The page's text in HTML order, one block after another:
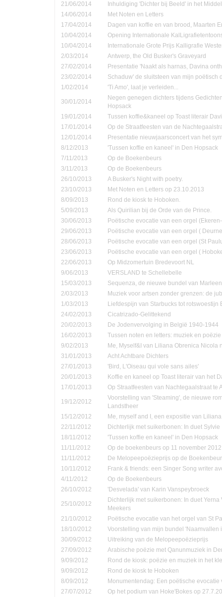
21/06/2014
Inhuldiging 'Dichter bij Beeld' in het
14/06/2014
Met Noten en Letters
17/04/2014
Dagen van koffie en van brood, Maarten
10/04/2014
Opening Internationale
10/04/2014
Internationale Grote Prijs Kalligrafie
2/03/2014
Antwerp, the Old Busker's Graveyard
27/02/2014
Presentatie 'Naakt als harnas, Davina
23/02/2014
Schaduw' de sluitsteen van mijn poëtisch
1/02/2014
'Ti Amo', laat je verleiden...
30/01/2014
Negen genegen dichters tijdens
Hopsack
19/01/2014
Tussen koffie&kaneel op Toast literair
17/01/2014
Op de Straatfeesten van de
12/01/2014
Presentatie nieuwjaarsconcert van het
8/12/2013
'Tussen koffie en kaneel' in Den Hopsack
7/11/2013
Op de Boekenbeurs
3/11/2013
Op de Boekenbeurs
26/10/2013
A Busker's Night with poetry.
23/10/2013
Met Noten en Letters op 23.10.2013
8/09/2013
Rond de kiosk te Hoboken.
5/09/2013
Als Quirilian bij de Orde van de Prince.
30/06/2013
Poëtische evocatie van een orgel
29/06/2013
Poëtische evocatie van een orgel (
28/06/2013
Poëtische evocatie van een orgel (St
23/06/2013
Poëtische evocatie van een orgel (
22/06/2013
Op Midzomertuin Bredevoort NL
9/06/2013
VERSLAND te Schellebelle
15/03/2013
Sequenza, de nieuwe bundel van
2/03/2013
Muziek voor artsen zonder grenzen: de
1/03/2013
Liefdespijn van Starbucks tot rotswoestijn
24/02/2013
Cicatrizado-Gelittekend
20/02/2013
De Jodenvervolging in België 1940-1944
16/02/2013
Tussen noten en letters: muziek en
9/02/2013
Me, Myself&I van Liliana Obrenica Nicola
31/01/2013
Acht Achtbare Dichters
27/01/2013
'Bird, L'Oiseau qui vole sans ailes'
20/01/2013
Koffie en kaneel op Toast literair van het
17/01/2013
Op Straatfeesten van Nachtegaalstraat te
19/12/2012
Voorstelling van 'Steaming', de nieuwe
Landstheer
15/12/2012
Me, myself and I, een expositie van
22/11/2012
Dichterlijk met suikerbonen: In duet
18/11/2012
'Tussen koffie en kaneel' in Den Hopsack
11/11/2012
Op de boekenbeurs op 11 november 2012
11/11/2012
De Melopeepoëzieprijs op de
10/11/2012
Frank & friends: een Singer Song writer
4/11/2012
Op de Boekenbeurs
26/10/2012
'Desvelada' van Karin Vanspeybroeck
25/10/2012
Dichterlijk met suikerbonen: In duet
Meekers
21/10/2012
Poëtische evocatie van het orgel van St
18/10/2012
Voorstelling van mijn bundel 'Naamvallen
30/09/2012
Uitreiking van de Melopeepoëzieprijs
27/09/2012
Arabische poëzie met Qanunmuziek in
9/09/2012
Rond de kiosk: poëzie en muziek in het
9/09/2012
Rond de kiosk te Hoboken
8/09/2012
Monumentendag: Een poëtische evocatie
27/07/2012
Op het podium van Hoke'Bokes op